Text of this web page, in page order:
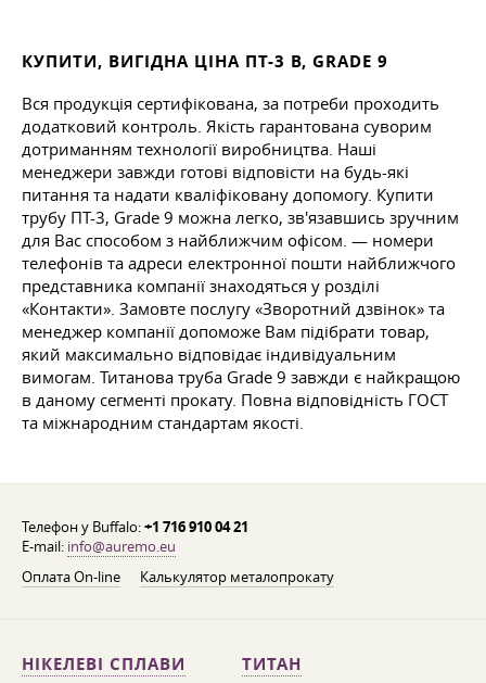
КУПИТИ, ВИГІДНА ЦІНА ПТ-3 В, GRADE 9
Вся продукція сертифікована, за потреби проходить
додатковий контроль. Якість гарантована суворим
дотриманням технології виробництва. Наші
менеджери завжди готові відповісти на будь-які
питання та надати кваліфіковану допомогу. Купити
трубу ПТ-3, Grade 9 можна легко, зв'язавшись зручним
для Вас способом з найближчим офісом. — номери
телефонів та адреси електронної пошти найближчого
представника компанії знаходяться у розділі
«Контакти». Замовте послугу «Зворотний дзвінок» та
менеджер компанії допоможе Вам підібрати товар,
який максимально відповідає індивідуальним
вимогам. Титанова труба Grade 9 завжди є найкращою
в даному сегменті прокату. Повна відповідність ГОСТ
та міжнародним стандартам якості.
Телефон у Buffalo:+1 716 910 04 21
E-mail: info@auremo.eu
Оплата On-line
Калькулятор металопрокату
НІКЕЛЕВІ СПЛАВИ ТИТАН